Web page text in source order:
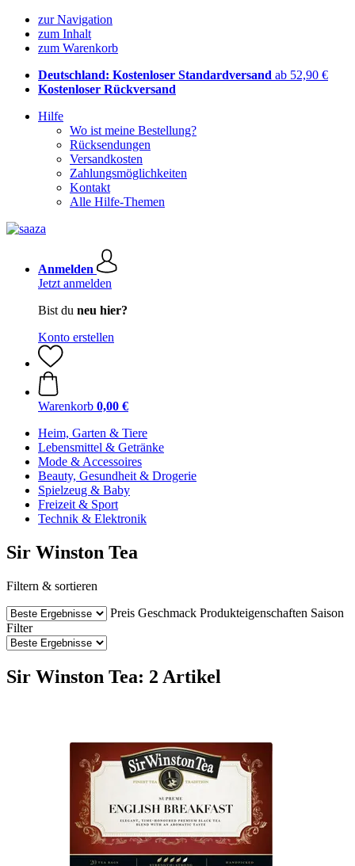
zur Navigation
zum Inhalt
zum Warenkorb
Deutschland: Kostenloser Standardversand ab 52,90 €
Kostenloser Rückversand
Hilfe
Wo ist meine Bestellung?
Rücksendungen
Versandkosten
Zahlungsmöglichkeiten
Kontakt
Alle Hilfe-Themen
Anmelden
Jetzt anmelden
Bist du neu hier?
Konto erstellen
Warenkorb 0,00 €
Heim, Garten & Tiere
Lebensmittel & Getränke
Mode & Accessoires
Beauty, Gesundheit & Drogerie
Spielzeug & Baby
Freizeit & Sport
Technik & Elektronik
Sir Winston Tea
Filtern & sortieren
Preis Geschmack Produkteigenschaften Saison
Filter
Sir Winston Tea: 2 Artikel